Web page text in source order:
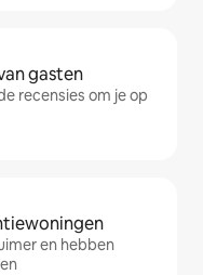
gasten
recensies om je op
en hebben